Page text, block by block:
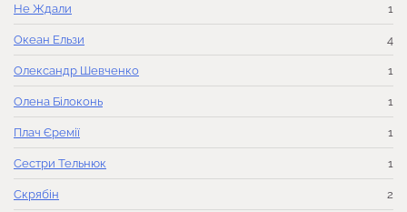
Не Ждали 1
Океан Ельзи 4
Олександр Шевченко 1
Олена Білоконь 1
Плач Єремії 1
Сестри Тельнюк 1
Скрябін 2